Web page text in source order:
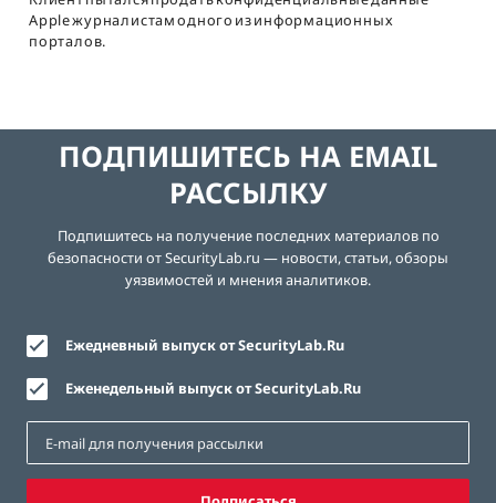
Apple журналистам одного из информационных
порталов.
ПОДПИШИТЕСЬ НА EMAIL
РАССЫЛКУ
Подпишитесь на получение последних материалов по
безопасности от SecurityLab.ru — новости, статьи, обзоры
уязвимостей и мнения аналитиков.
Ежедневный выпуск от SecurityLab.Ru
Еженедельный выпуск от SecurityLab.Ru